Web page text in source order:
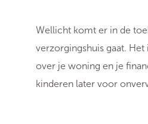
Wellicht komt er in de
verzorgingshuis gaat.
over je woning en je
kinderen later voor